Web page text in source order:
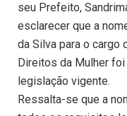
seu Prefeito,
esclarecer que a
da Silva para o cargo
Direitos da Mulher
legislação vigente.
Ressalta-se que a